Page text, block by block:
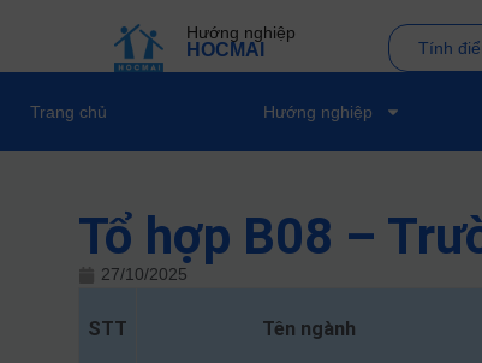
Hướng nghiệp
HOCMAI Tính
Trang chủ Hướng nghiệp
Tổ hợp B08 –
27/10/2025
STT Tên ngành